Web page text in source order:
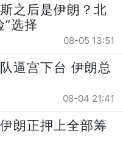
之后是伊朗？北
”选择
08-05 13:51
逼宫下台 伊朗总
08-04 21:41
朗正押上全部筹